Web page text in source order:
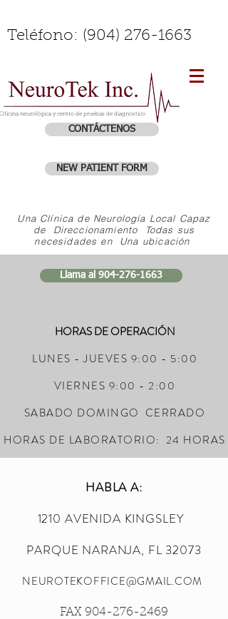
Teléfono: (904) 276-1663
neurológica y centro de pruebas de diagnóstico
CONTÁCTENOS
NEW PATIENT FORM
Una Clínica de Neurología Local Capaz
de Direccionamiento Todas sus
necesidades en Una ubicación
Llama al 904-276-1663
HABLA A:
1210 AVENIDA KINGSLEY
PARQUE NARANJA, FL 32073
NEUROTEKOFFICE@GMAIL.COM
FAX 904-276-2469
HORAS DE OPERACIÓN
LUNES - JUEVES 9:00 - 5:00
VIERNES 9:00 - 2:00
SABADO DOMINGO CERRADO
HORAS DE LABORATORIO: 24 HORAS